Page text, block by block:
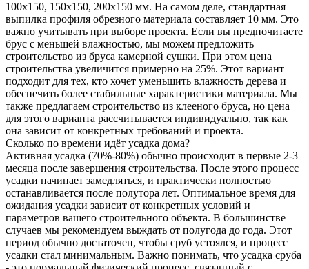
100x150, 150x150, 200x150 мм. На самом деле, стандартная
выпилка профиля обрезного материала составляет 10 мм. Это
важно учитывать при выборе проекта. Если вы предпочитаете
брус с меньшей влажностью, мы можем предложить
строительство из бруса камерной сушки. При этом цена
строительства увеличится примерно на 25%. Этот вариант
подходит для тех, кто хочет уменьшить влажность дерева и
обеспечить более стабильные характеристики материала. Мы
также предлагаем строительство из клееного бруса, но цена
для этого варианта рассчитывается индивидуально, так как
она зависит от конкретных требований и проекта.
Сколько по времени идёт усадка дома?
Активная усадка (70%-80%) обычно происходит в первые 2-3
месяца после завершения строительства. После этого процесс
усадки начинает замедляться, и практически полностью
останавливается после полутора лет. Оптимальное время для
ожидания усадки зависит от конкретных условий и
параметров вашего строительного объекта. В большинстве
случаев мы рекомендуем выждать от полугода до года. Этот
период обычно достаточен, чтобы сруб устоялся, и процесс
усадки стал минимальным. Важно понимать, что усадка сруба